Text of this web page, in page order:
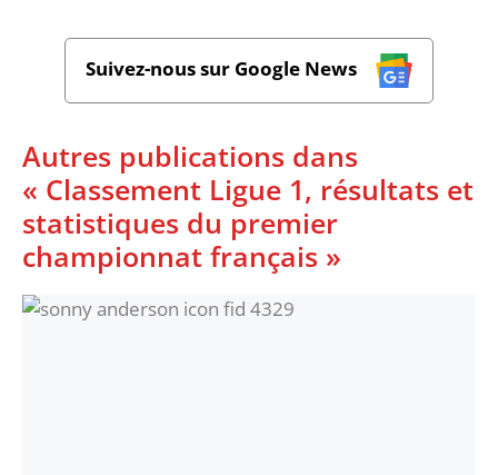
Suivez-nous sur Google News
Autres publications dans
« Classement Ligue 1, résultats et
statistiques du premier
championnat français »